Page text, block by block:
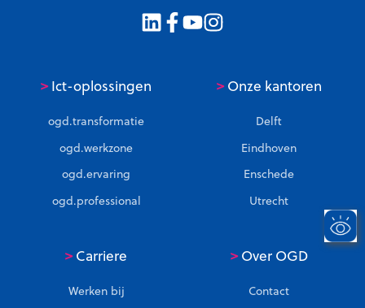
>Ict-oplossingen
ogd.transformatie
ogd.werkzone
ogd.ervaring
ogd.professional
>Onze kantoren
Delft
Eindhoven
Enschede
Utrecht
>Carriere
Werken bij
>Over OGD
Contact